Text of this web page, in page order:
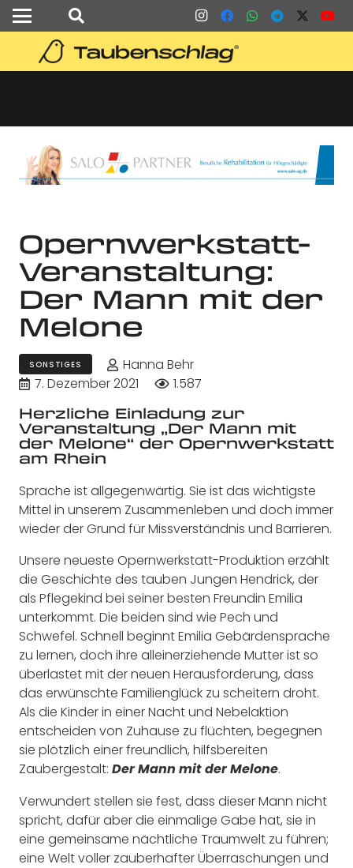
Opernwerkstatt-
Veranstaltung:
Der Mann mit der
Melone
SONSTIGES
Hanna Behr
7. Dezember 2021
1.587
Herzliche Einladung zur
Veranstaltung „Der Mann mit
der Melone“ der Opernwerkstatt
am Rhein
Sprache ist allgegenwärtig. Sie ist das wichtigste
Mittel in unserem Zusammenleben und doch immer
wieder der Grund für Missverständnis und Barrieren.
Unsere neueste Opernwerkstatt-Produktion erzählt
die Geschichte des tauben Jungen Hendrick, der
als Pflegekind bei seiner besten Freundin Emilia
unterkommt. Die beiden sind wie Pech und
Schwefel. Schnell beginnt Emilia Gebärdensprache
zu lernen, doch ihre alleinerziehende Mutter ist so
überlastet mit der neuen Herausforderung, dass
das erwünschte Familienglück zu scheitern droht.
Als die Kinder in einer Nacht und Nebelaktion
entscheiden von Zuhause zu flüchten, begegnen
sie plötzlich einer freundlich, hilfsbereiten
Zaubergestalt: Der Mann mit der Melone.
Verwundert stellen sie fest, dass dieser Mann nicht
spricht, dafür aber die einmalige Gabe hat, sie in
eine gemeinsame nächtliche Traumwelt zu führen;
eine Welt voller zauberhafter Überraschungen und